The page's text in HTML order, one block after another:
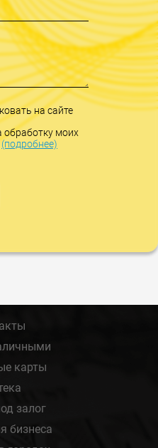
на сайте
обработку моих
(подробнее)
карты
залог
бизнеса